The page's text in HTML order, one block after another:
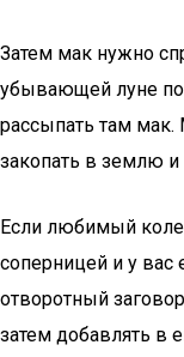
Затем мак нужно
убывающей луне
рассыпать там
закопать в землю
Если любимый
соперницей и у вас
отворотный
затем добавлять в